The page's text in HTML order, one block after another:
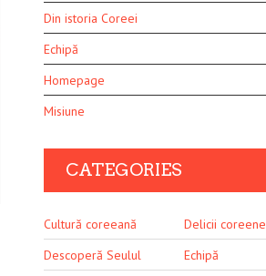
Din istoria Coreei
Echipă
Homepage
Misiune
CATEGORIES
Cultură coreeană
Delicii coreene
Descoperă Seulul
Echipă